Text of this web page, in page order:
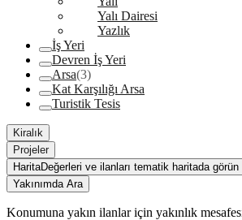
Yalı Dairesi
Yazlık
İş Yeri
Devren İş Yeri
Arsa(3)
Kat Karşılığı Arsa
Turistik Tesis
Kiralık
Projeler
HaritaDeğerleri ve ilanları tematik haritada görün
Yakınımda Ara
Konumuna yakın ilanlar için yakınlık